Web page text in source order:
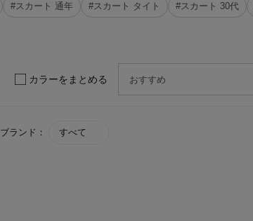
#スカート 通年 #スカート タイト #スカート 30代
カラーをまとめる
ブランド： すべて